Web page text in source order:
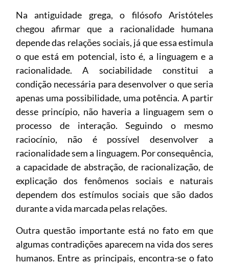
Na antiguidade grega, o filósofo Aristóteles
chegou afirmar que a racionalidade humana
depende das relações sociais, já que essa estimula
o que está em potencial, isto é, a linguagem e a
racionalidade. A sociabilidade constitui a
condição necessária para desenvolver o que seria
apenas uma possibilidade, uma potência. A partir
desse princípio, não haveria a linguagem sem o
processo de interação. Seguindo o mesmo
raciocínio, não é possível desenvolver a
racionalidade sem a linguagem. Por consequência,
a capacidade de abstração, de racionalização, de
explicação dos fenômenos sociais e naturais
dependem dos estímulos sociais que são dados
durante a vida marcada pelas relações.
Outra questão importante está no fato em que
algumas contradições aparecem na vida dos seres
humanos. Entre as principais, encontra-se o fato